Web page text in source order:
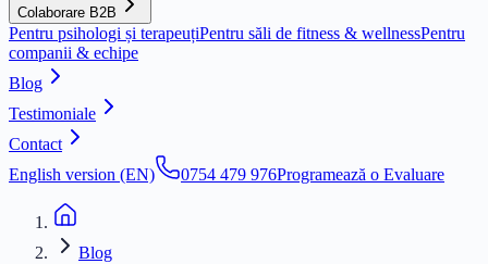
Colaborare B2B
Pentru psihologi și terapeuțiPentru săli de fitness & wellnessPentru
companii & echipe
Blog
Testimoniale
Contact
English version (EN)
0754 479 976Programează o Evaluare
Blog